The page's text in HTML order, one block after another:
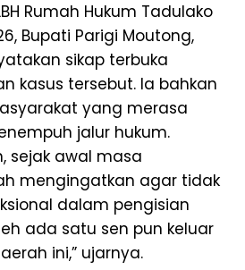
Rumah Hukum Tadulako
Bupati Parigi Moutong,
sikap terbuka
kasus tersebut. Ia bahkan
yang merasa
jalur hukum.
sejak awal masa
mengingatkan agar tidak
dalam pengisian
ada satu sen pun keluar
ini,” ujarnya.